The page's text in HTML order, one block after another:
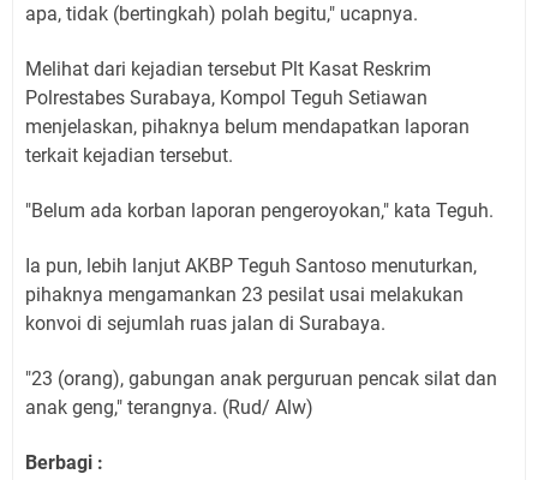
apa, tidak (bertingkah) polah begitu," ucapnya.
Melihat dari kejadian tersebut Plt Kasat Reskrim
Polrestabes Surabaya, Kompol Teguh Setiawan
menjelaskan, pihaknya belum mendapatkan laporan
terkait kejadian tersebut.
"Belum ada korban laporan pengeroyokan," kata Teguh.
Ia pun, lebih lanjut AKBP Teguh Santoso menuturkan,
pihaknya mengamankan 23 pesilat usai melakukan
konvoi di sejumlah ruas jalan di Surabaya.
"23 (orang), gabungan anak perguruan pencak silat dan
anak geng," terangnya. (Rud/ Alw)
Berbagi :